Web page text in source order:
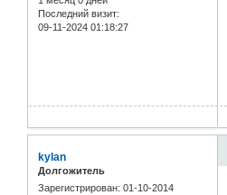
Последний визит:
09-11-2024 01:18:27
kylan
Долгожитель
Зарегистрирован: 01-10-2014